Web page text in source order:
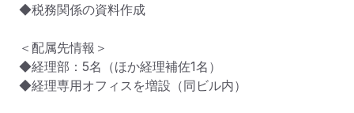
◆税務関係の資料作成
＜配属先情報＞
◆経理部：5名（ほか経理補佐1名）
◆経理専用オフィスを増設（同ビル内）